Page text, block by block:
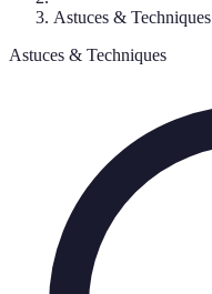
Astuces & Techniques
Astuces & Techniques